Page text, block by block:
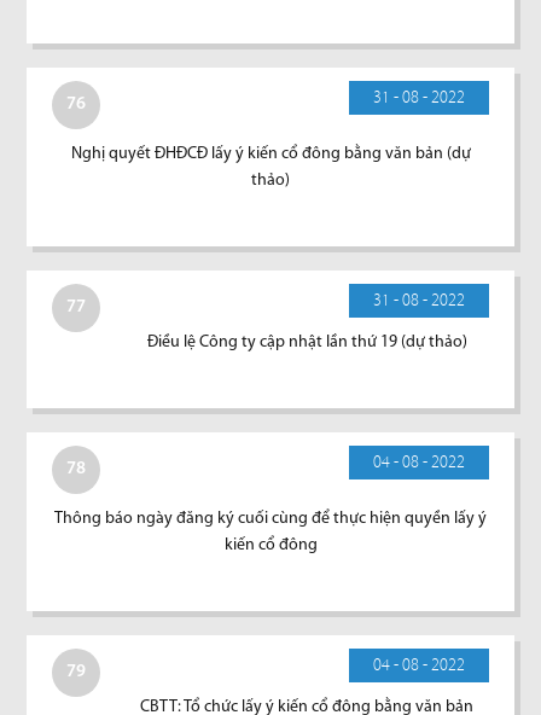
76 31 - 08 - 2022
Nghị quyết ĐHĐCĐ lấy ý kiến cổ đông bằng văn bản (dự
thảo)
77 31 - 08 - 2022
Điều lệ Công ty cập nhật lần thứ 19 (dự thảo)
78 04 - 08 - 2022
Thông báo ngày đăng ký cuối cùng để thực hiện quyền lấy ý
kiến cổ đông
79 04 - 08 - 2022
CBTT: Tổ chức lấy ý kiến cổ đông bằng văn bản